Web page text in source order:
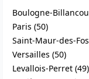
Boulogne-
Paris (50)
Saint-Maur-des-
Versailles (50)
Levallois-Perret (49)